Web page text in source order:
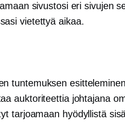
sivustosi eri sivujen
vietettyä aikaa.
tuntemuksen
auktoriteettia johtajana
tarjoamaan hyödyllistä